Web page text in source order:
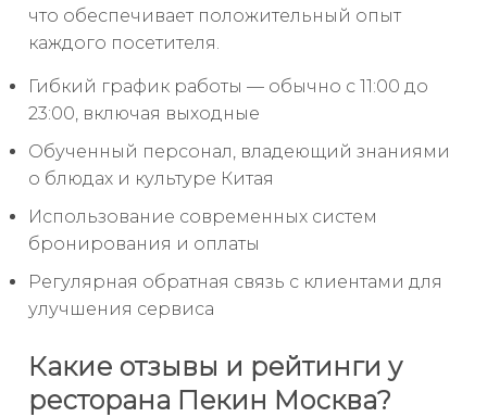
что обеспечивает положительный опыт
каждого посетителя.
Гибкий график работы — обычно с 11:00 до
23:00, включая выходные
Обученный персонал, владеющий знаниями
о блюдах и культуре Китая
Использование современных систем
бронирования и оплаты
Регулярная обратная связь с клиентами для
улучшения сервиса
Какие отзывы и рейтинги у
ресторана Пекин Москва?